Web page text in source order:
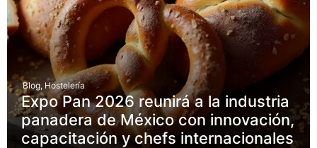
Blog, Hostelería
Expo Pan 2026 reunirá a la industria
panadera de México con innovación,
capacitación y chefs internacionales